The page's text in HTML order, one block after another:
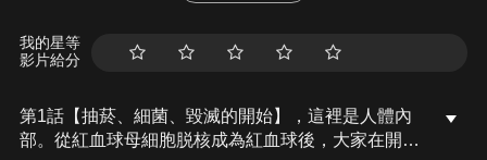
我的星等
影片給分
第1話【抽菸、細菌、毀滅的開始】，這裡是人體內
部。從紅血球母細胞脱核成為紅血球後，大家在開朗